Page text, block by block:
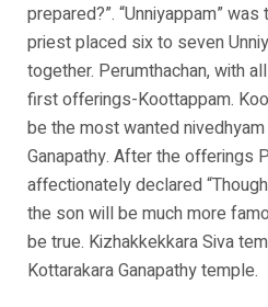
prepared?”. “Unniyappam”
priest placed six to seven
together. Perumthachan, with
first offerings-Koottappam.
be the most wanted
Ganapathy. After the offerings
affectionately declared
the son will be much more
be true. Kizhakkekkara Siva
Kottarakara Ganapathy temple.